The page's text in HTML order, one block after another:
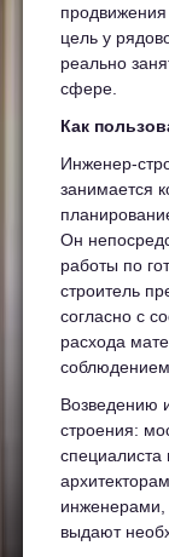
цель у
реально
сфере.
Как
Инженер-
занимается
Он
работы по
строитель
согласно с
расхода
Возведению
строения:
специалиста
инженерами,
выдают